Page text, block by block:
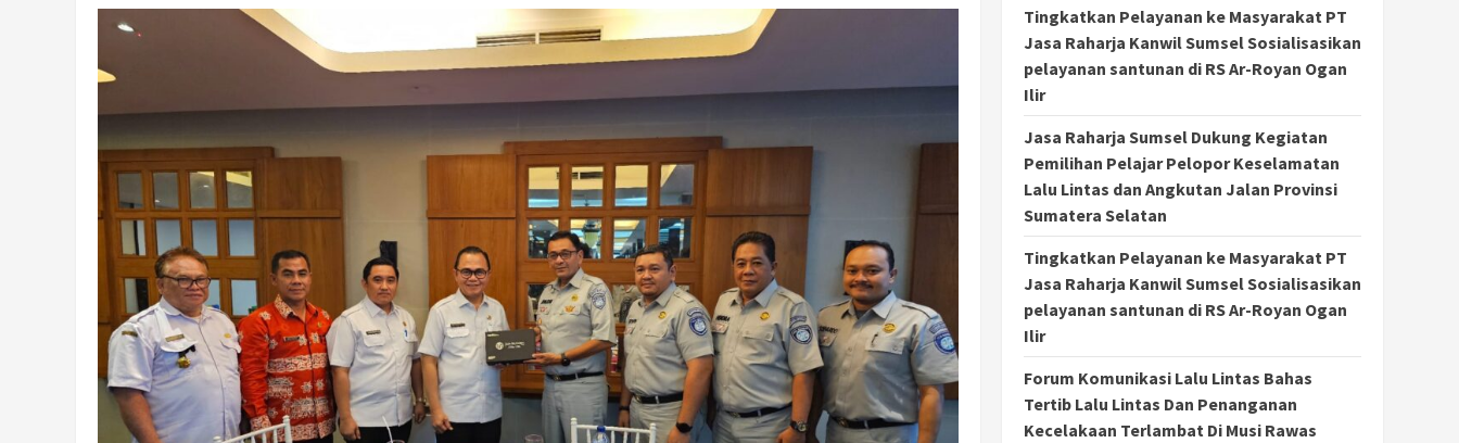
Tingkatkan Pelayanan ke Masyarakat PT
Jasa Raharja Kanwil Sumsel Sosialisasikan
pelayanan santunan di RS Ar-Royan Ogan
Ilir
Jasa Raharja Sumsel Dukung Kegiatan
Pemilihan Pelajar Pelopor Keselamatan
Lalu Lintas dan Angkutan Jalan Provinsi
Sumatera Selatan
Tingkatkan Pelayanan ke Masyarakat PT
Jasa Raharja Kanwil Sumsel Sosialisasikan
pelayanan santunan di RS Ar-Royan Ogan
Ilir
Forum Komunikasi Lalu Lintas Bahas
Tertib Lalu Lintas Dan Penanganan
Kecelakaan Terlambat Di Musi Rawas